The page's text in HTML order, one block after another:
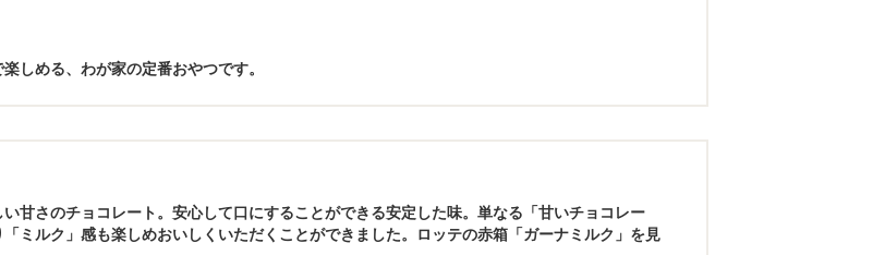
しめる、わが家の定番おやつです。
甘さのチョコレート。安心して口にすることができる安定した味。単なる「甘いチョコレー
ミルク」感も楽しめおいしくいただくことができました。ロッテの赤箱「ガーナミルク」を見